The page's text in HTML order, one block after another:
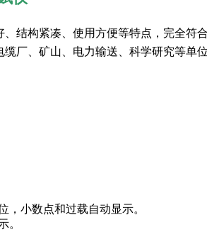
、结构紧凑、使用方便等特点，完全符
厂、矿山、电力输送、科学研究等单位
， 小数点和过载自动显示。
。